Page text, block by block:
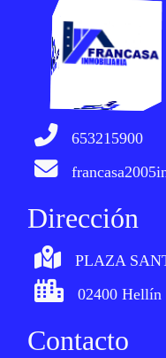
653215900
Dirección
PLAZA
02400 Hellín
Contacto